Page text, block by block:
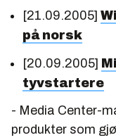
[21.09.2005]
på norsk
[20.09.2005]
tyvstartere
- Media Center-
produkter som